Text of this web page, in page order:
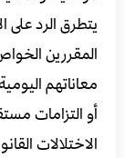
يتطرق الرد
المقررين
معاناتهم
أو التزامات
الاختلالات